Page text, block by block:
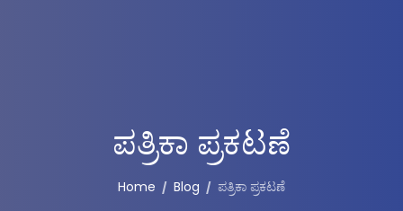
ಪತ್ರಿಕಾ ಪ್ರಕಟಣೆ
Home Blog ಪತ್ರಿಕಾ ಪ್ರಕಟಣೆ